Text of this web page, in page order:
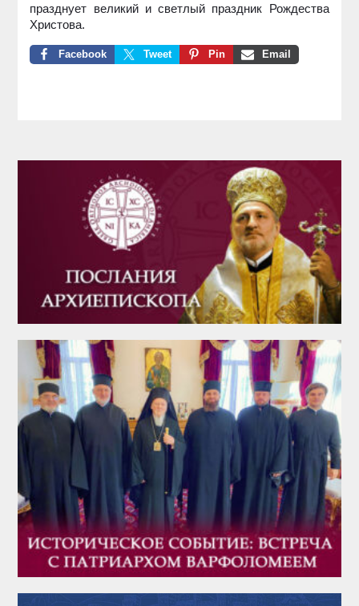
празднует великий и светлый праздник Рождества
Христова.
Facebook Tweet Pin Email